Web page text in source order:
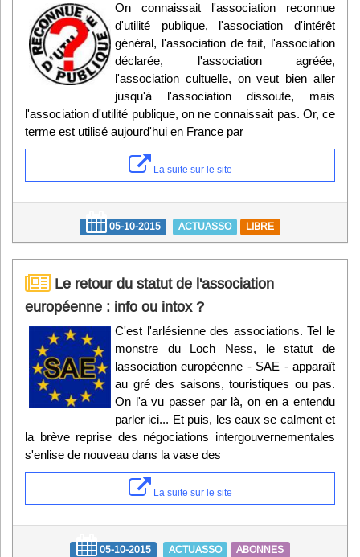
On connaissait l'association reconnue
d'utilité publique, l'association d'intérêt
général, l'association de fait, l'association
déclarée, l'association agréée,
l'association cultuelle, on veut bien aller
jusqu'à l'association dissoute, mais
l'association d'utilité publique, on ne connaissait pas. Or, ce
terme est utilisé aujourd'hui en France par
La suite sur le site
05-10-2015 ACTUASSO LIBRE
Le retour du statut de l'association
européenne : info ou intox ?
C'est l'arlésienne des associations. Tel le
monstre du Loch Ness, le statut de
lassociation européenne - SAE - apparaît
au gré des saisons, touristiques ou pas.
On l'a vu passer par là, on en a entendu
parler ici... Et puis, les eaux se calment et
la brève reprise des négociations intergouvernementales
s'enlise de nouveau dans la vase des
La suite sur le site
05-10-2015 ACTUASSO ABONNES